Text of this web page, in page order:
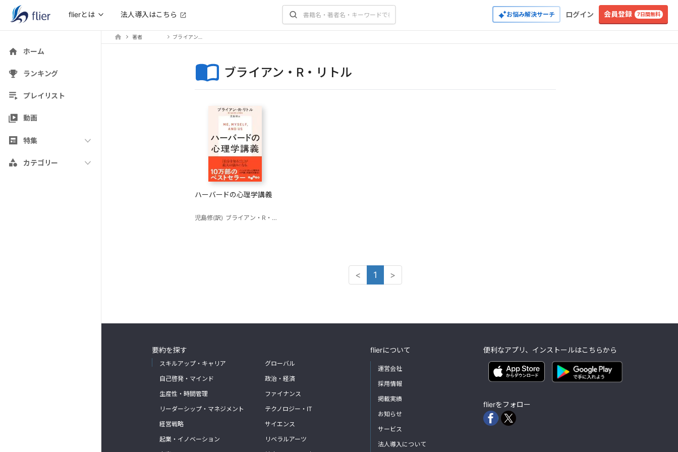
flierとは 法人導入はこちら お悩み解決サーチ ログイン 会員登録 7日間無料
ホーム
ランキング
プレイリスト
動画
特集
カテゴリー
著者
ブライアン・R・リトル
ハーバードの心理学講義
児島修(訳) ブライアン・R・リトル
< 1 >
要約を探す
スキルアップ・キャリア
自己啓発・マインド
生産性・時間管理
リーダーシップ・マネジメント
経営戦略
起業・イノベーション
グローバル
政治・経済
ファイナンス
テクノロジー・IT
サイエンス
リベラルアーツ
flierについて
運営会社
採用情報
掲載実績
お知らせ
サービス
法人導入について
便利なアプリ、インストールはこちらから
flierをフォロー